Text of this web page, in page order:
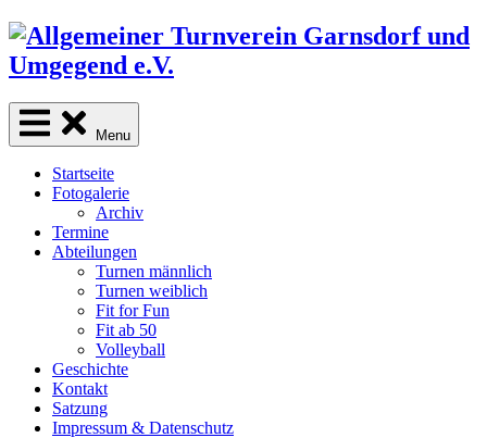
Skip
content
Menu
Startseite
Fotogalerie
Archiv
Termine
Abteilungen
Turnen männlich
Turnen weiblich
Fit for Fun
Fit ab 50
Volleyball
Geschichte
Kontakt
Satzung
Impressum & Datenschutz